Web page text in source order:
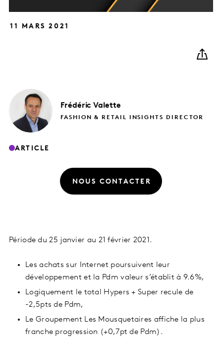
11 MARS 2021
Frédéric Valette
FASHION & RETAIL INSIGHTS DIRECTOR
ARTICLE
NOUS CONTACTER
Période du 25 janvier au 21 février 2021.
Les achats sur Internet poursuivent leur
développement et la Pdm valeur s’établit à 9.6%,
Logiquement le total Hypers + Super recule de
-2,5pts de Pdm,
Le Groupement Les Mousquetaires affiche la plus
franche progression (+0,7pt de Pdm).